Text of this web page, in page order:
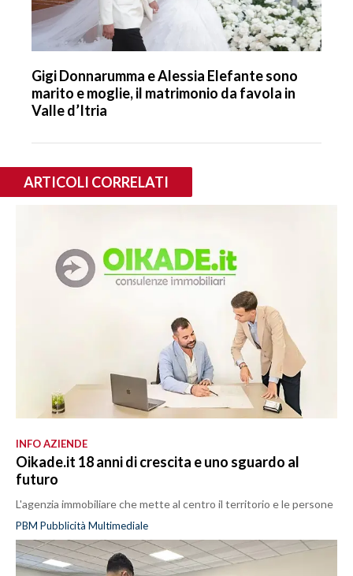
Gigi Donnarumma e Alessia Elefante sono
marito e moglie, il matrimonio da favola in
Valle d’Itria
ARTICOLI CORRELATI
INFO AZIENDE
Oikade.it 18 anni di crescita e uno sguardo al
futuro
L'agenzia immobiliare che mette al centro il territorio e le persone
PBM Pubblicità Multimediale